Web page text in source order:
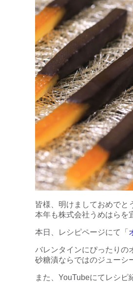
皆様、明けましておめでと
本年も株式会社うめはらを
本日、レシピページにて「
バレンタインにぴったりの
砂糖漬ならではのジューシ
また、YouTubeにてレシピ